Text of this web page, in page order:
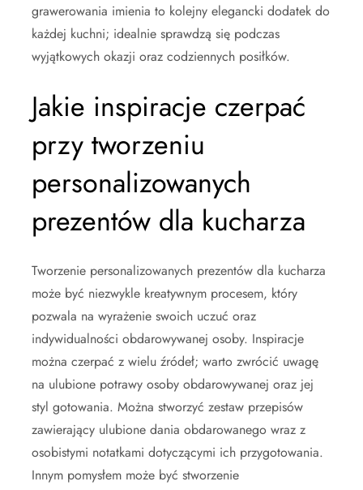
grawerowania imienia to kolejny elegancki dodatek do
każdej kuchni; idealnie sprawdzą się podczas
wyjątkowych okazji oraz codziennych posiłków.
Jakie inspiracje czerpać
przy tworzeniu
personalizowanych
prezentów dla kucharza
Tworzenie personalizowanych prezentów dla kucharza
może być niezwykle kreatywnym procesem, który
pozwala na wyrażenie swoich uczuć oraz
indywidualności obdarowywanej osoby. Inspiracje
można czerpać z wielu źródeł; warto zwrócić uwagę
na ulubione potrawy osoby obdarowywanej oraz jej
styl gotowania. Można stworzyć zestaw przepisów
zawierający ulubione dania obdarowanego wraz z
osobistymi notatkami dotyczącymi ich przygotowania.
Innym pomysłem może być stworzenie